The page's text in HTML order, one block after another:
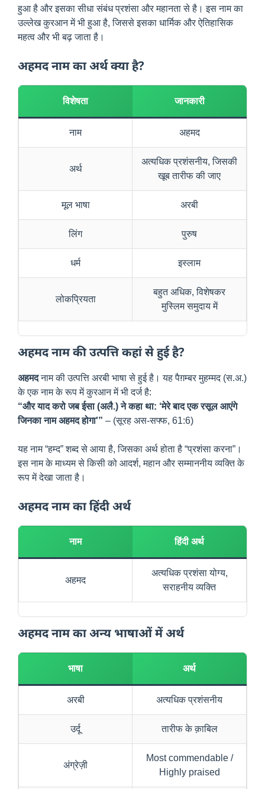
हुआ है और इसका सीधा संबंध प्रशंसा और महानता से है। इस नाम का
उल्लेख कुरआन में भी हुआ है, जिससे इसका धार्मिक और ऐतिहासिक
महत्व और भी बढ़ जाता है।
अहमद नाम का अर्थ क्या है?
विशेषता जानकारी
नाम अहमद
अर्थ
अत्यधिक प्रशंसनीय, जिसकी
खूब तारीफ की जाए
मूल भाषा अरबी
लिंग पुरुष
धर्म इस्लाम
लोकप्रियता
बहुत अधिक, विशेषकर
मुस्लिम समुदाय में
अहमद नाम की उत्पत्ति कहां से हुई है?
अहमदनाम की उत्पत्ति अरबी भाषा से हुई है। यह पैग़म्बर मुहम्मद (स.अ.)
के एक नाम के रूप में कुरआन में भी दर्ज है:
“और याद करो जब ईसा (अलै.) ने कहा था: ‘मेरे बाद एक रसूल आएंगे
जिनका नाम अहमद होगा'” – (सूरह अस-सफ्फ, 61:6)
यह नाम “हम्द” शब्द से आया है, जिसका अर्थ होता है “प्रशंसा करना”।
इस नाम के माध्यम से किसी को आदर्श, महान और सम्माननीय व्यक्ति के
रूप में देखा जाता है।
अहमद नाम का हिंदी अर्थ
नाम हिंदी अर्थ
अहमद
अत्यधिक प्रशंसा योग्य,
सराहनीय व्यक्ति
अहमद नाम का अन्य भाषाओं में अर्थ
भाषा अर्थ
अरबी अत्यधिक प्रशंसनीय
उर्दू तारीफ के क़ाबिल
अंग्रेज़ी
Most commendable /
Highly praised